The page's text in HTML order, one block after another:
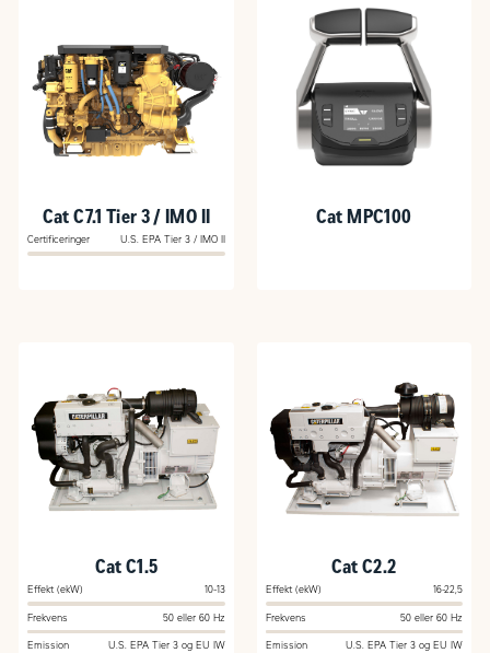
Cat C7.1 Tier 3 / IMO II
Certificeringer U.S. EPA Tier 3 / IMO II
Cat MPC100
Cat C1.5
Effekt (ekW) 10-13
Frekvens 50 eller 60 Hz
Emission U.S. EPA Tier 3 og EU IW
Cat C2.2
Effekt (ekW) 16-22,5
Frekvens 50 eller 60 Hz
Emission U.S. EPA Tier 3 og EU IW